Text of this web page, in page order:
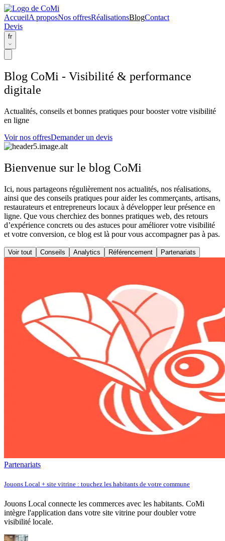
AccueilA proposNos offresRéalisationsBlogContact
Devis
fr
Blog CoMi - Visibilité & performance
digitale
Actualités, conseils et bonnes pratiques pour booster votre visibilité
en ligne
Voir nos offresDemander un devis
Bienvenue sur le blog CoMi
Ici, nous partageons régulièrement nos actualités, nos réalisations,
ainsi que des conseils pratiques pour aider les commerçants, artisans,
restaurateurs et entrepreneurs locaux à développer leur présence en
ligne. Que vous cherchiez des bonnes pratiques web, des retours
d’expérience concrets ou des astuces pour améliorer votre visibilité
et votre conversion, ce blog est là pour vous accompagner pas à pas.
Voir tout Conseils Analytics Référencement Partenariats
Partenariats
Jouons Local + site vitrine : touchez les habitants de votre commune
Jouons Local connecte les commerces avec les habitants. CoMi
intègre l'application dans votre site vitrine pour doubler votre
visibilité locale.